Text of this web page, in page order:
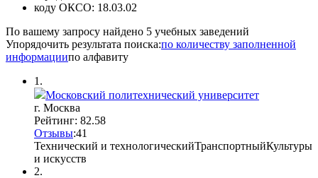
коду ОКСО: 18.03.02
По вашему запросу найдено 5 учебных заведений
Упорядочить результата поиска:по количеству заполненной
информациипо алфавиту
1.
Московский политехнический университет
г. Москва
Рейтинг: 82.58
Отзывы:41
Технический и технологическийТранспортныйКультуры
и искусств
2.